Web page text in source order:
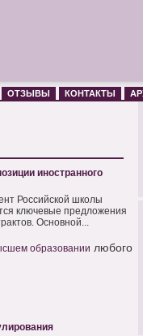
ОТЗЫВЫ КОНТАКТЫ
иностранного
Российской школы
ключевые предложения
Основной...
образовании любого